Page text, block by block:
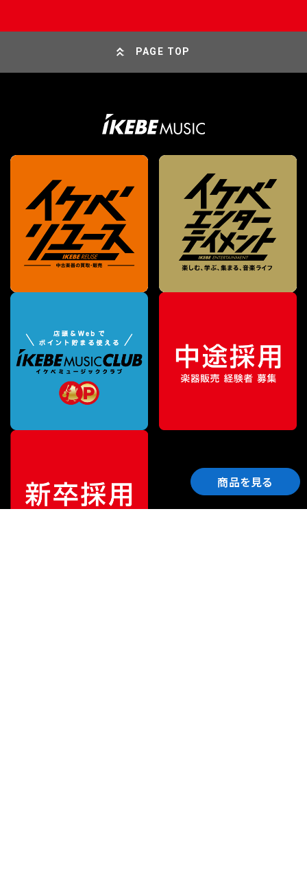
商品を見る
PAGE TOP